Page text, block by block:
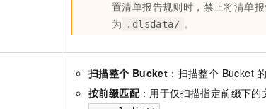
置清单报告规则时，禁止将清单
为
.dlsdata/ 。
扫描整个 Bucket ：扫描整个 Bucket
按前缀匹配：用于仅扫描指定前缀下的